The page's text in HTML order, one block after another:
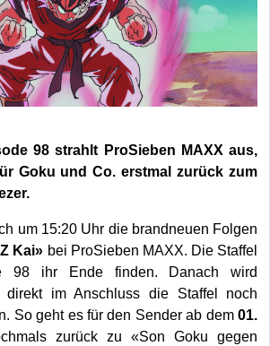
98 strahlt ProSieben MAXX aus,
Goku und Co. erstmal zurück zum
um 15:20 Uhr die brandneuen Folgen
Kai» bei ProSieben MAXX. Die Staffel
98 ihr Ende finden. Danach wird
direkt im Anschluss die Staffel noch
So geht es für den Sender ab dem01.
zurück zu «Son Goku gegen